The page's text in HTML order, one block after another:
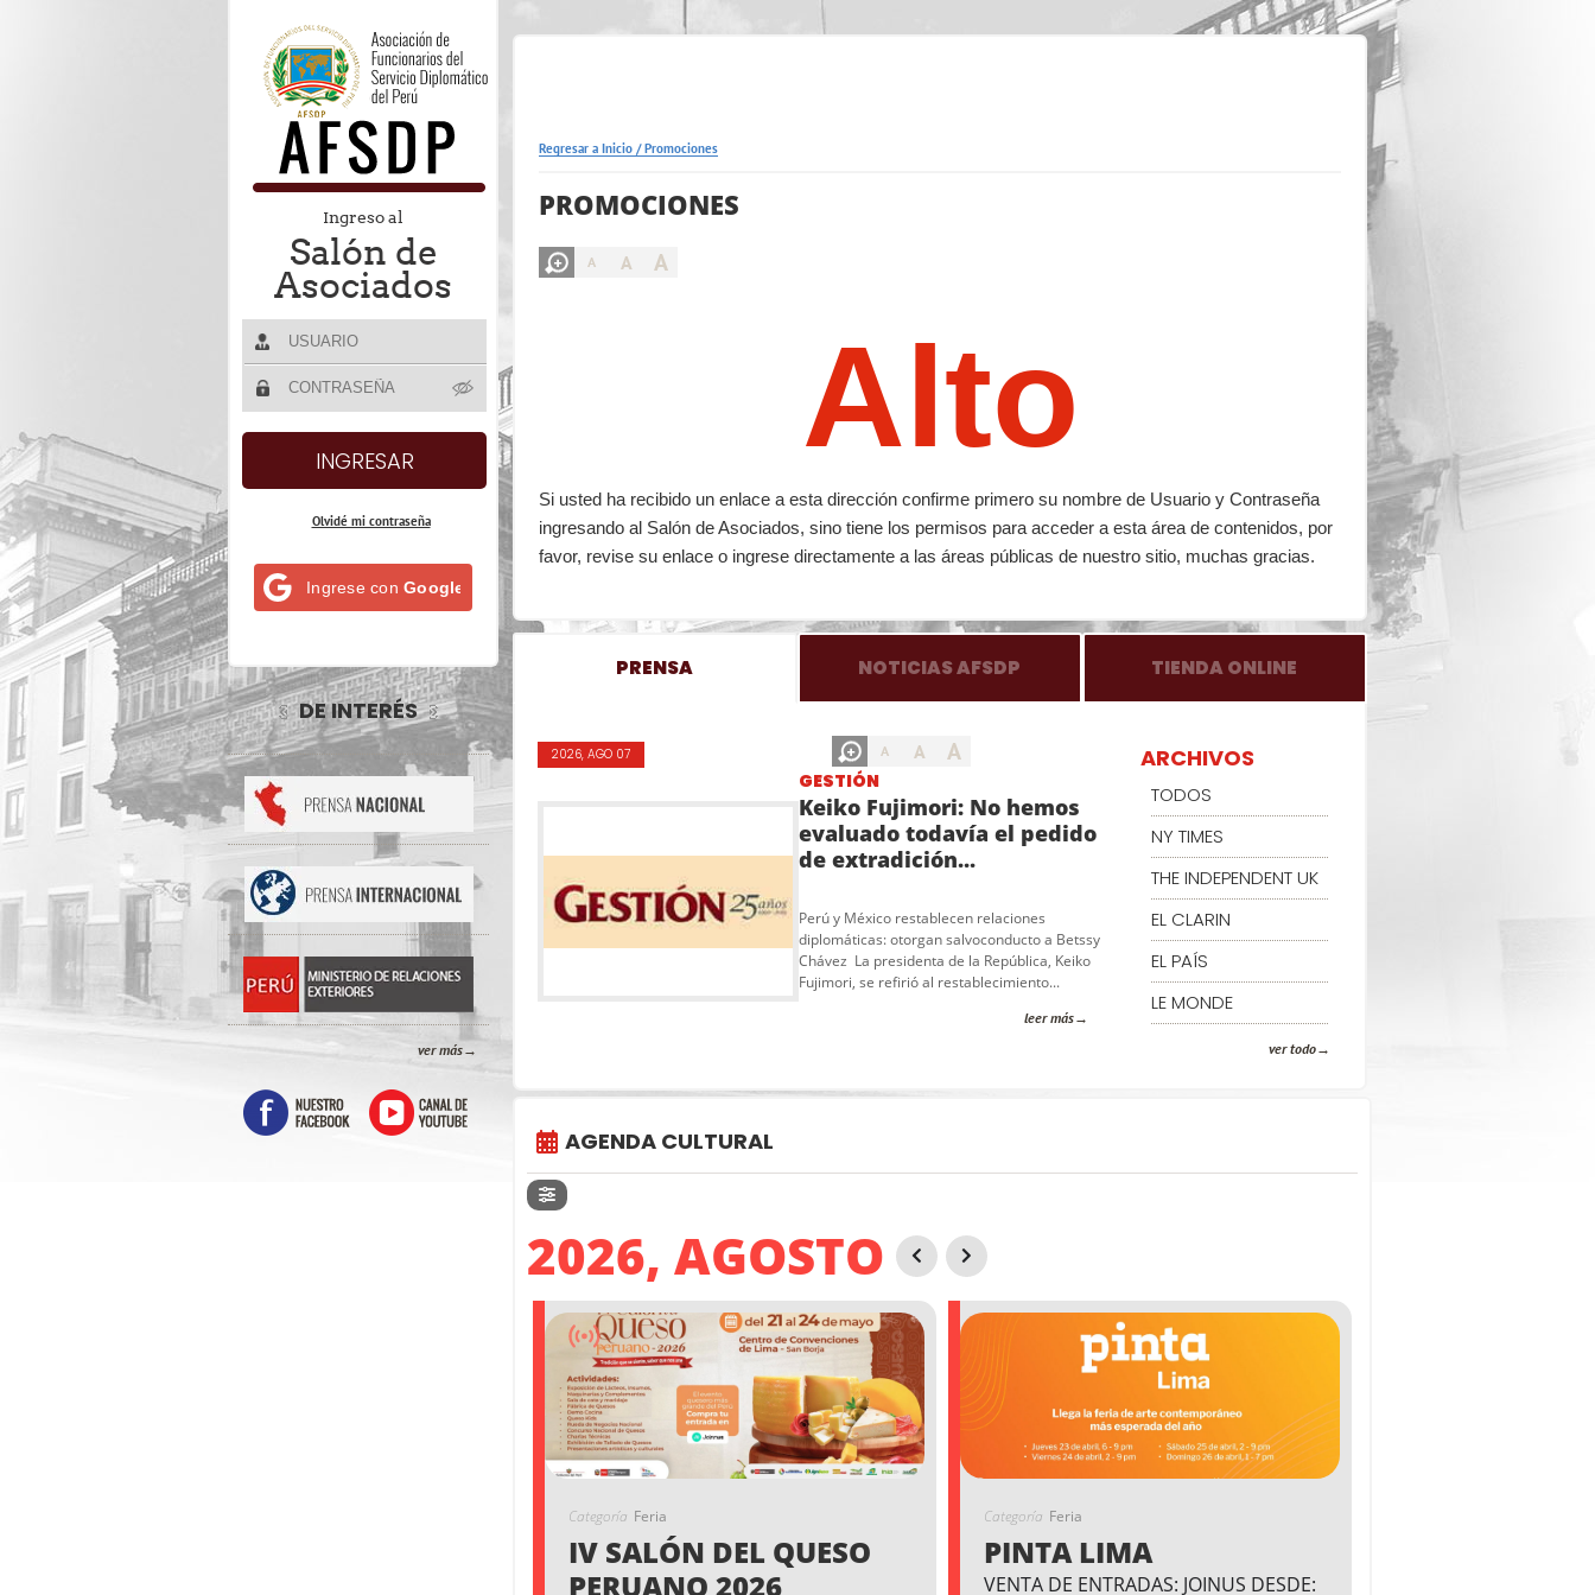
Ingreso al
Salón de
Asociados
Olvidé mi contraseña
Ingrese con Google
DE INTERÉS
ver más
Regresar a Inicio /Promociones
PROMOCIONES
A A A
Alto
Si usted ha recibido un enlace a esta dirección confirme primero su nombre de Usuario y Contraseña
ingresando al Salón de Asociados, sino tiene los permisos para acceder a esta área de contenidos, por
favor, revise su enlace o ingrese directamente a las áreas públicas de nuestro sitio, muchas gracias.
PRENSA NOTICIAS AFSDP TIENDA ONLINE
A A A
2026, AGO 07
GESTIÓN
Keiko Fujimori: No hemos
evaluado todavía el pedido
de extradición...
Perú y México restablecen relaciones
diplomáticas: otorgan salvoconducto a Betssy
Chávez La presidenta de la República, Keiko
Fujimori, se refirió al restablecimiento...
leer más
ARCHIVOS
TODOS
NY TIMES
THE INDEPENDENT UK
EL CLARIN
EL PAÍS
LE MONDE
ver todo
AGENDA CULTURAL
2026, AGOSTO
Categoría Feria
IV SALÓN DEL QUESO
PERUANO 2026
Categoría Feria
PINTA LIMA
VENTA DE ENTRADAS: JOINUS DESDE: